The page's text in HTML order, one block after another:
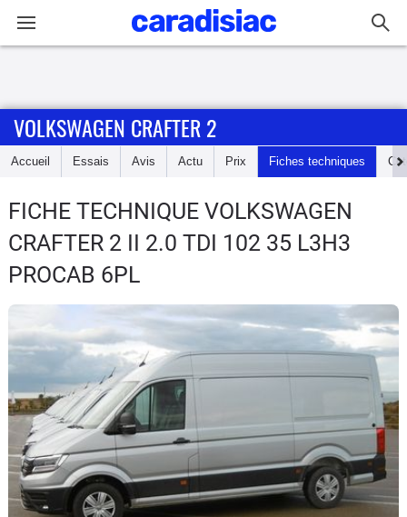
Accueil
Essais
Guide
d'achat
Electriques
Utilitaires
Flottes
Auto
Services
VOLKSWAGEN CRAFTER 2
Accueil Essais Avis Actu Prix Fiches techniques
FICHE TECHNIQUE VOLKSWAGEN
CRAFTER 2 II 2.0 TDI 102 35 L3H3
PROCAB 6PL